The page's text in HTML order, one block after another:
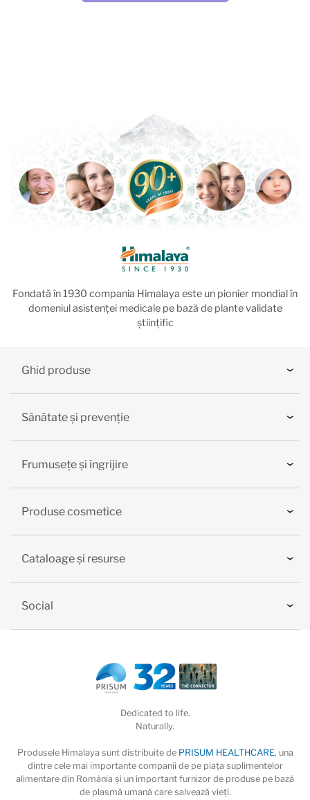
Fondată în 1930 compania Himalaya este un pionier mondial în
domeniul asistenței medicale pe bază de plante validate
științific
Ghid produse
Sănătate și prevenție
Frumusețe și îngrijire
Produse cosmetice
Cataloage și resurse
Social
Dedicated to life.
Naturally.
Produsele Himalaya sunt distribuite de PRISUM HEALTHCARE, una
dintre cele mai importante companii de pe piaţa suplimentelor
alimentare din România și un important furnizor de produse pe bază
de plasmă umană care salvează vieţi.